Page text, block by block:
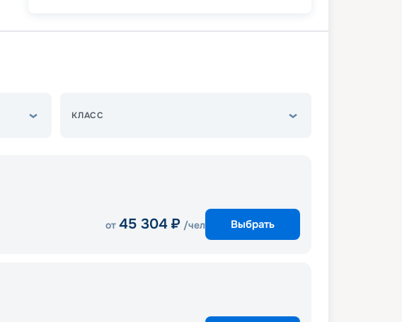
КЛАСС
от 45 304 ₽ /чел Выбрать